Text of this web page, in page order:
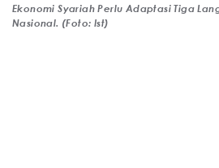
Ekonomi Syariah Perlu Adaptasi Tiga
Nasional. (Foto: Ist)